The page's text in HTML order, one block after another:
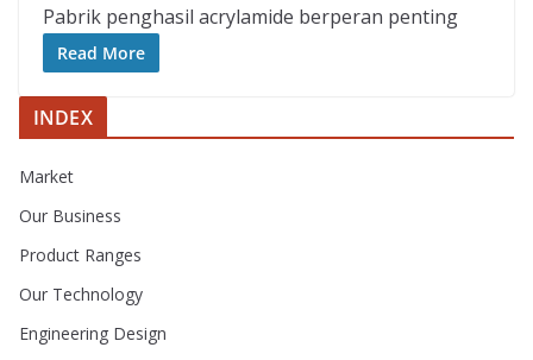
Pabrik penghasil acrylamide berperan penting
Read More
INDEX
Market
Our Business
Product Ranges
Our Technology
Engineering Design